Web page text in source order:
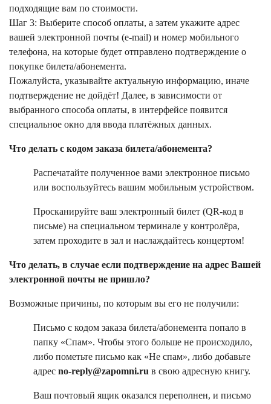
подходящие вам по стоимости.
Шаг 3: Выберите способ оплаты, а затем укажите адрес
вашей электронной почты (e-mail) и номер мобильного
телефона, на которые будет отправлено подтверждение о
покупке билета/абонемента.
Пожалуйста, указывайте актуальную информацию, иначе
подтверждение не дойдёт! Далее, в зависимости от
выбранного способа оплаты, в интерфейсе появится
специальное окно для ввода платёжных данных.
Что делать с кодом заказа билета/абонемента?
Распечатайте полученное вами электронное письмо
или воспользуйтесь вашим мобильным устройством.
Просканируйте ваш электронный билет (QR-код в
письме) на специальном терминале у контролёра,
затем проходите в зал и наслаждайтесь концертом!
Что делать, в случае если подтверждение на адрес Вашей
электронной почты не пришло?
Возможные причины, по которым вы его не получили:
Письмо с кодом заказа билета/абонемента попало в
папку «Спам». Чтобы этого больше не происходило,
либо пометьте письмо как «Не спам», либо добавьте
адрес no-reply@zapomni.ru в свою адресную книгу.
Ваш почтовый ящик оказался переполнен, и письмо